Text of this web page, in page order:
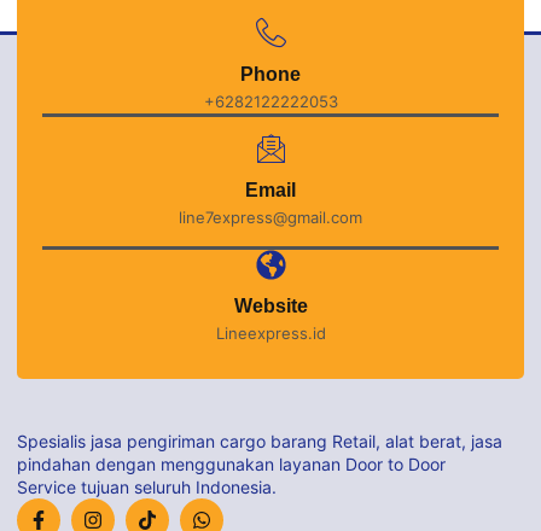
Phone
+6282122222053
Email
line7express@gmail.com
Website
Lineexpress.id
Spesialis jasa pengiriman cargo barang Retail, alat berat, jasa
pindahan dengan menggunakan layanan Door to Door
Service tujuan seluruh Indonesia.